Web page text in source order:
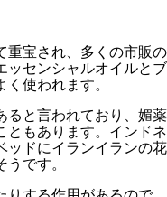
重宝され、多くの市販の
ッセンシャルオイルとブ
使われます。
ると言われており、媚薬
ともあります。インドネ
ッドにイランイランの花
です。